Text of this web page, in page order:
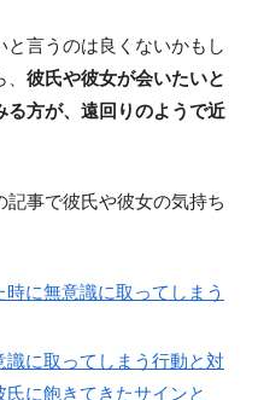
と言うのは良くないかもし
彼氏や彼女が会いたいと
る方が、遠回りのようで近
事で彼氏や彼女の気持ち
に無意識に取ってしまう
に取ってしまう行動と対
に飽きてきたサインと